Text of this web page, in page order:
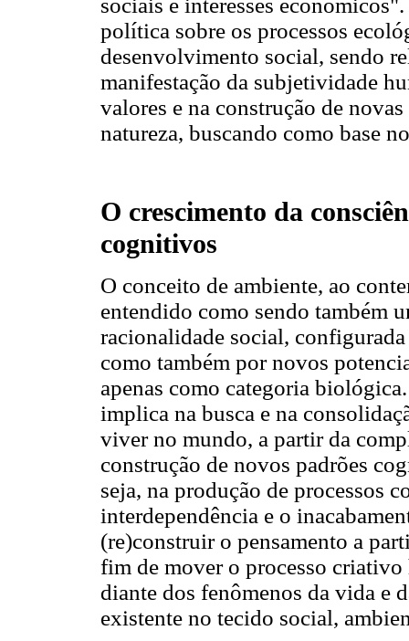
sociais e interesses
política sobre os processos
desenvolvimento social, sendo
manifestação da subjetividade
valores e na construção de
natureza, buscando como base
O crescimento da
cognitivos
O conceito de ambiente, ao
entendido como sendo também
racionalidade social,
como também por novos
apenas como categoria
implica na busca e na
viver no mundo, a partir da
construção de novos padrões
seja, na produção de processos
interdependência e o
(re)construir o pensamento a
fim de mover o processo
diante dos fenômenos da vida e
existente no tecido social,